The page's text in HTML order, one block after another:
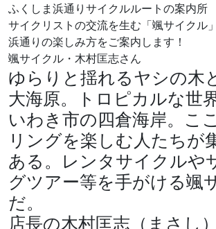
ふくしま浜通りサイクルルートの案内所
サイクリストの交流を生む「颯サイクル」
浜通りの楽しみ方をご案内します！
颯サイクル・木村匡志さん
ゆらりと揺れるヤシの木
大海原。トロピカルな世
いわき市の四倉海岸。こ
リングを楽しむ人たちが
ある。レンタサイクルや
グツアー等を手がける颯
だ。
店長の木村匡志（まさし